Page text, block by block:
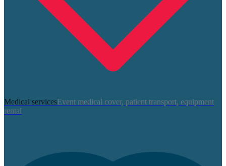
Medical servicesEvent medical cover, patient transport, equipment
rental